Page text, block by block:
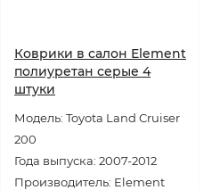
Коврики в салон Element
полиуретан серые 4
штуки
Модель: Toyota Land Cruiser
200
Года выпуска: 2007-2012
Производитель: Element